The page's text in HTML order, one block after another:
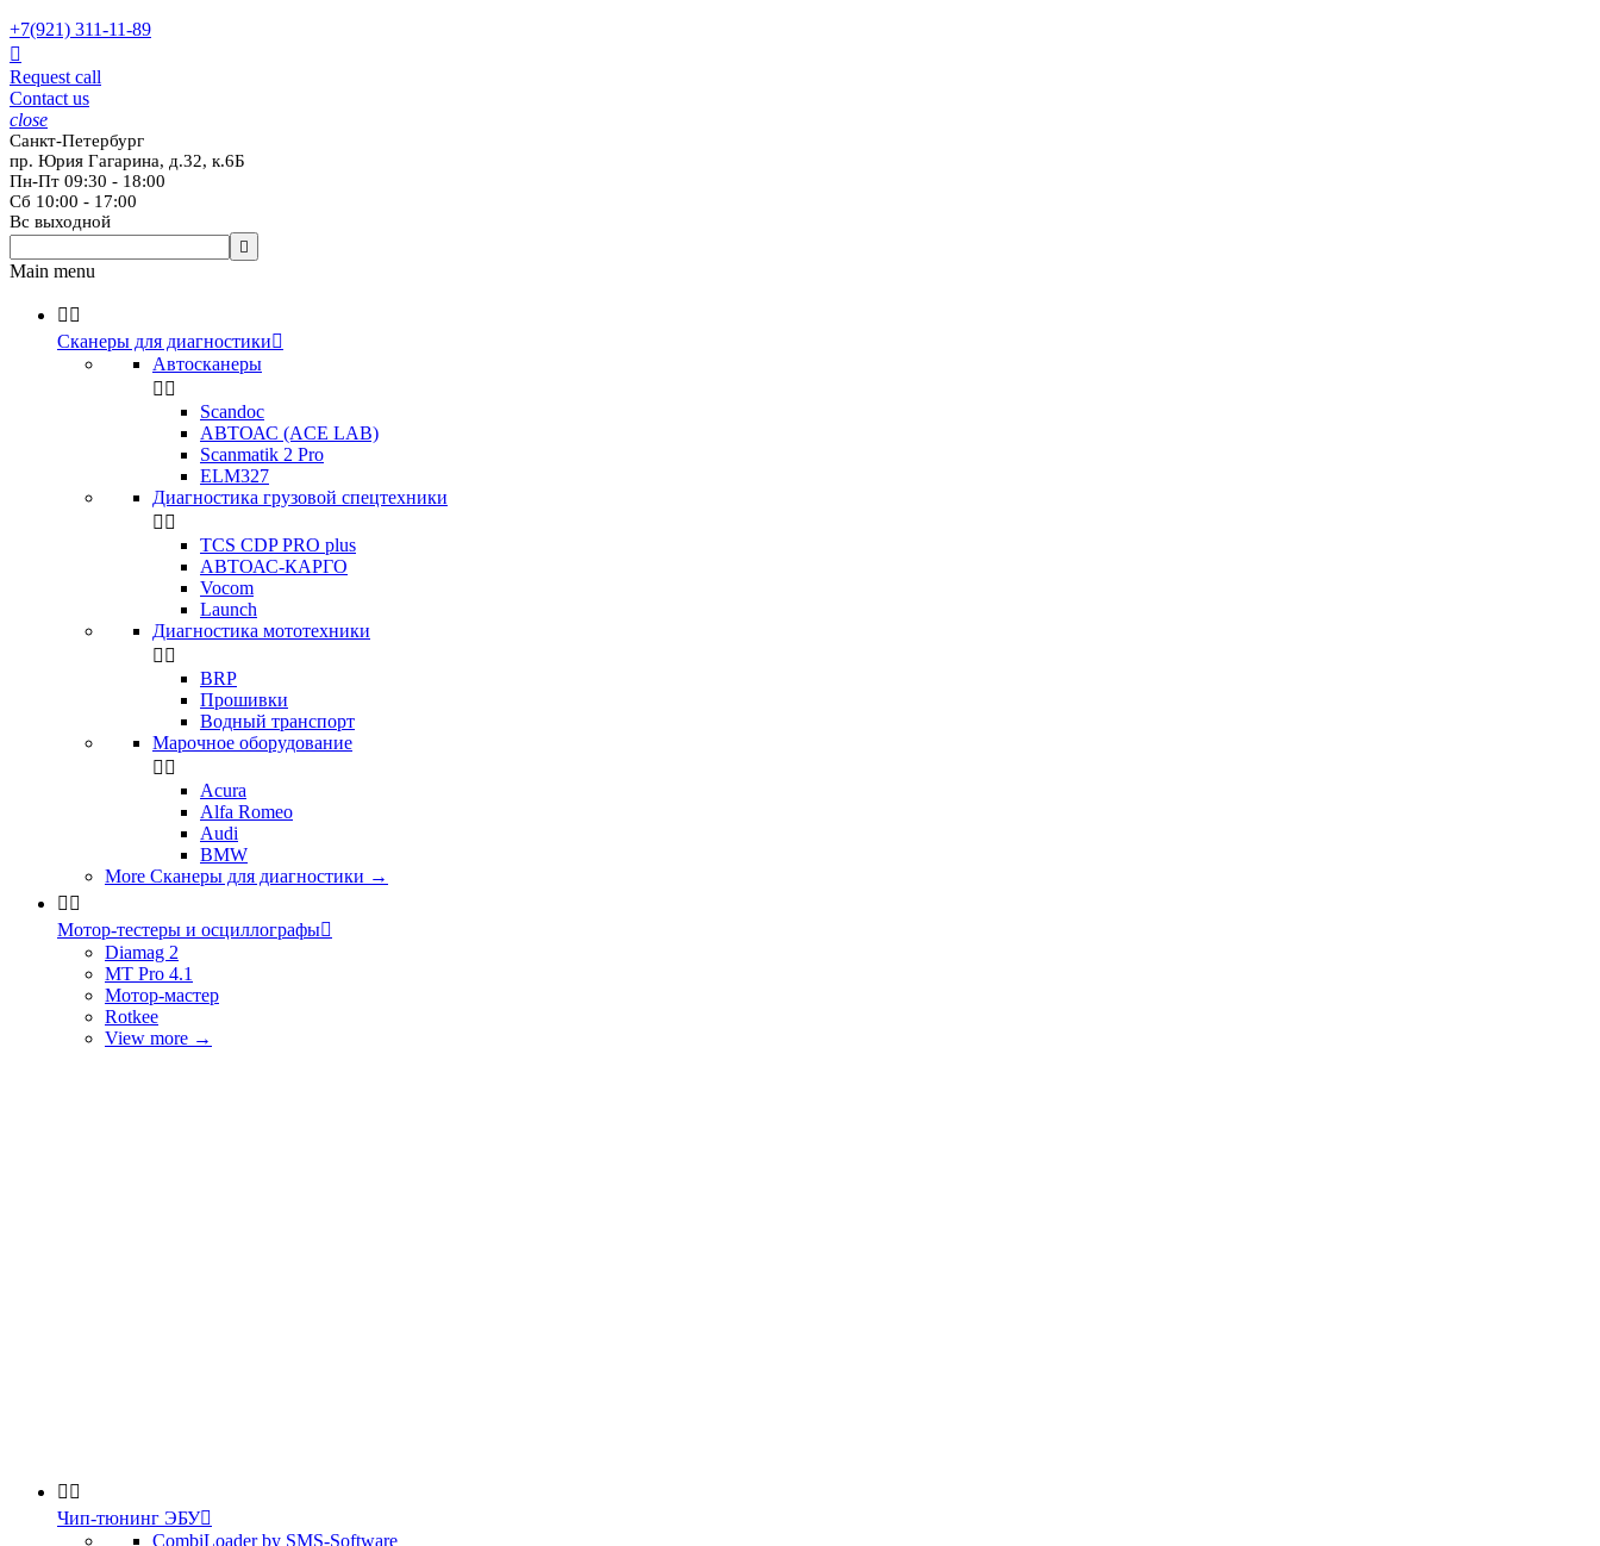
+7(921) 311-11-89

Request call
Contact us
close
Санкт-Петербург
пр. Юрия Гагарина, д.32, к.6Б
Пн-Пт 09:30 - 18:00
Сб 10:00 - 17:00
Вс выходной

Main menu
 
Сканеры для диагностики
Автосканеры
 
Scandoc
АВТОАС (ACE LAB)
Scanmatik 2 Pro
ELM327
Диагностика грузовой спецтехники
 
TCS CDP PRO plus
АВТОАС-КАРГО
Vocom
Launch
Диагностика мототехники
 
BRP
Прошивки
Водный транспорт
Марочное оборудование
 
Acura
Alfa Romeo
Audi
BMW
More Сканеры для диагностики →
 
Мотор-тестеры и осциллографы
Diamag 2
MT Pro 4.1
Мотор-мастер
Rotkee
View more →
 
Чип-тюнинг ЭБУ
CombiLoader by SMS-Software